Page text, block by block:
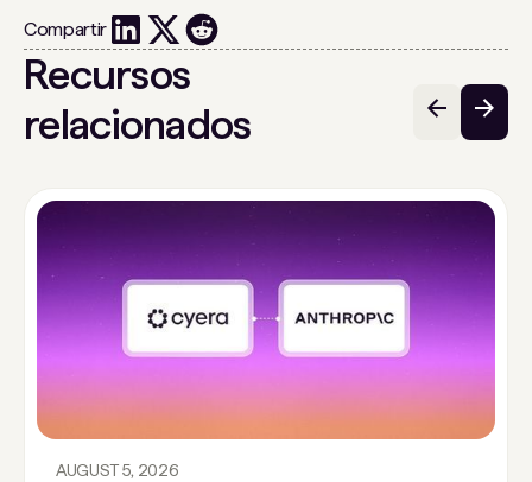
Compartir
Recursos
relacionados
AUGUST 5, 2026